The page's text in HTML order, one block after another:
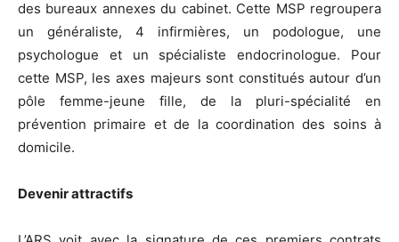
des bureaux annexes du cabinet. Cette MSP regroupera
un généraliste, 4 infirmières, un podologue, une
psychologue et un spécialiste endocrinologue. Pour
cette MSP, les axes majeurs sont constitués autour d’un
pôle femme-jeune fille, de la pluri-spécialité en
prévention primaire et de la coordination des soins à
domicile.
Devenir attractifs